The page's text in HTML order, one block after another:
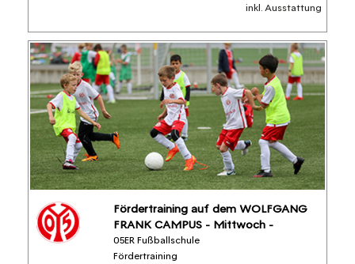
inkl. Ausstattung
Fördertraining auf dem WOLFGANG
FRANK CAMPUS - Mittwoch -
05ER Fußballschule
Fördertraining